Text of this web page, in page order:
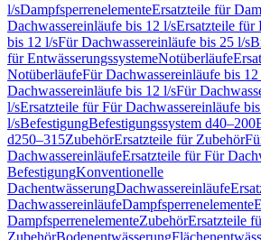
l/sDampfsperrenelementeErsatzteile für
Dachwassereinläufe bis 12 l/sErsatzteile für
bis 12 l/sFür Dachwassereinläufe bis 25 l/s
für EntwässerungssystemeNotüberläufe
NotüberläufeFür Dachwassereinläufe bis 12
Dachwassereinläufe bis 12 l/sFür
l/sErsatzteile für Für Dachwassereinläufe
l/sBefestigungBefestigungssystem d40–200
d250–315ZubehörErsatzteile für Zubehör
DachwassereinläufeErsatzteile für Für
BefestigungKonventionelle
DachentwässerungDachwassereinläufe
DachwassereinläufeDampfsperrenelemente
DampfsperrenelementeZubehörErsatzteile
ZubehörBodenentwässerung